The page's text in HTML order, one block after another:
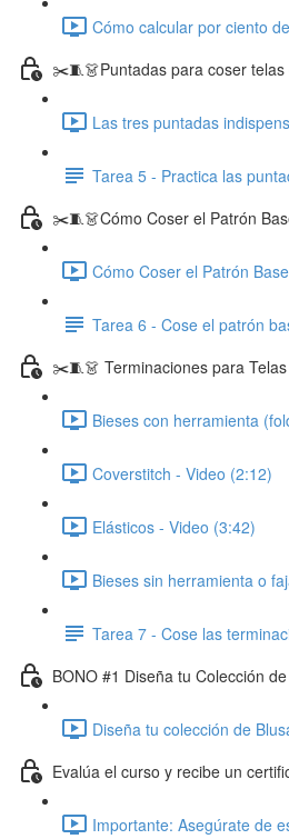
Cómo calcular por ciento
✂️🧵👗Puntadas para coser
Las tres puntadas
Tarea 5 - Practica las
✂️🧵👗Cómo Coser el Patrón
Cómo Coser el Patrón
Tarea 6 - Cose el patrón
✂️🧵👗 Terminaciones para
Bieses con herramienta
Coverstitch - Video (2:12)
Elásticos - Video (3:42)
Bieses sin herramienta o
Tarea 7 - Cose las
BONO #1 Diseña tu Colección
Diseña tu colección de
Evalúa el curso y recibe un
Importante: Asegúrate de